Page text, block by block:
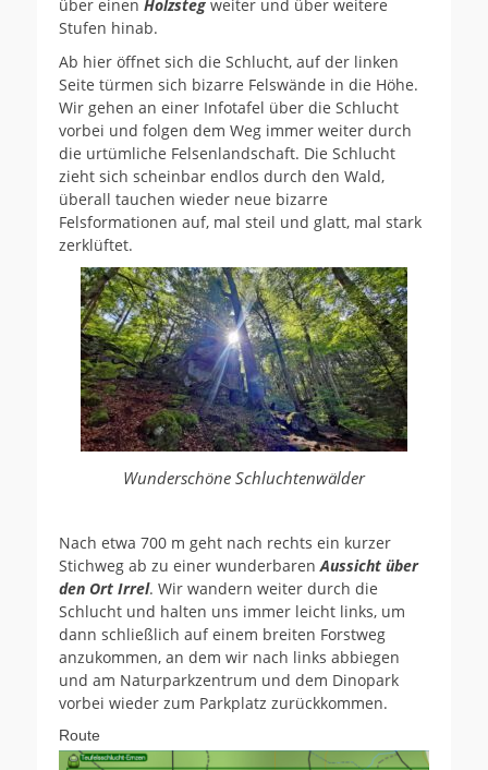
über einen Holzsteg weiter und über weitere
Stufen hinab.
Ab hier öffnet sich die Schlucht, auf der linken
Seite türmen sich bizarre Felswände in die Höhe.
Wir gehen an einer Infotafel über die Schlucht
vorbei und folgen dem Weg immer weiter durch
die urtümliche Felsenlandschaft. Die Schlucht
zieht sich scheinbar endlos durch den Wald,
überall tauchen wieder neue bizarre
Felsformationen auf, mal steil und glatt, mal stark
zerklüftet.
Wunderschöne Schluchtenwälder
Nach etwa 700 m geht nach rechts ein kurzer
Stichweg ab zu einer wunderbarenAussicht über
den Ort Irrel. Wir wandern weiter durch die
Schlucht und halten uns immer leicht links, um
dann schließlich auf einem breiten Forstweg
anzukommen, an dem wir nach links abbiegen
und am Naturparkzentrum und dem Dinopark
vorbei wieder zum Parkplatz zurückkommen.
Route